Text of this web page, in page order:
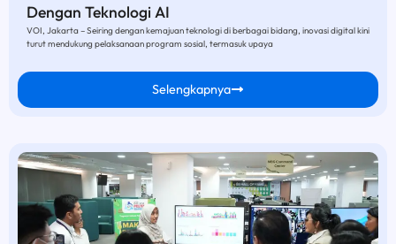
Dengan Teknologi AI
VOI, Jakarta – Seiring dengan kemajuan teknologi di berbagai bidang, inovasi digital kini
turut mendukung pelaksanaan program sosial, termasuk upaya
Selengkapnya